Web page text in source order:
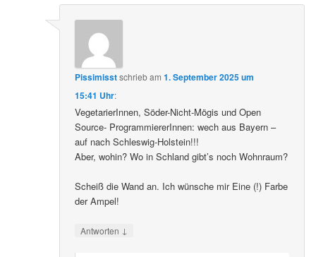
Pissimisstschriebam1. September 2025 um
15:41 Uhr:
VegetarierInnen, Söder-Nicht-Mögis und Open
Source- ProgrammiererInnen: wech aus Bayern –
auf nach Schleswig-Holstein!!!
Aber, wohin? Wo in Schland gibt’s noch Wohnraum?
Scheiß die Wand an. Ich wünsche mir Eine (!) Farbe
der Ampel!
Antworten ↓